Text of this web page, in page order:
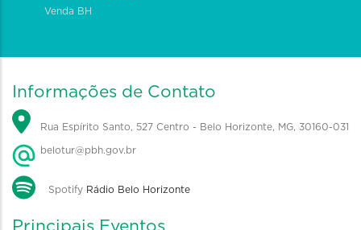
Venda BH
Informações de Contato
Rua Espírito Santo, 527 Centro - Belo Horizonte, MG, 30160-031
belotur@pbh.gov.br
Spotify Rádio Belo Horizonte
Principais Eventos